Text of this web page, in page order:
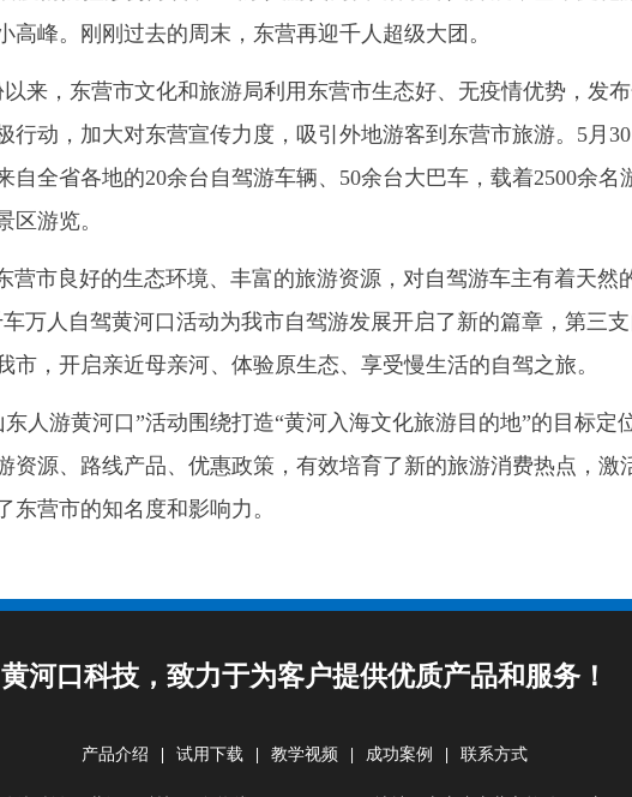
高峰。刚刚过去的周末，东营再迎千人超级大团。
以来，东营市文化和旅游局利用东营市生态好、无疫情优势，发
行动，加大对东营宣传力度，吸引外地游客到东营市旅游。5月
自全省各地的20余台自驾游车辆、50余台大巴车，载着2500余
区游览。
市良好的生态环境、丰富的旅游资源，对自驾游车主有着天然
车万人自驾黄河口活动为我市自驾游发展开启了新的篇章，第三
市，开启亲近母亲河、体验原生态、享受慢生活的自驾之旅。
人游黄河口”活动围绕打造“黄河入海文化旅游目的地”的目标定
资源、路线产品、优惠政策，有效培育了新的旅游消费热点，
东营市的知名度和影响力。
黄河口科技，致力于为客户提供优质产品和服务！
产品介绍 试用下载 教学视频 成功案例 联系方式